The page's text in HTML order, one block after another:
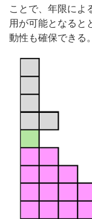
ことで、年限によ
用が可能となると
動性も確保できる。